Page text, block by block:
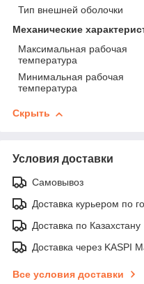
Тип внешней оболочки
Механические
Максимальная рабочая
температура
Минимальная рабочая
температура
Скрыть
Условия доставки
Самовывоз
Доставка курьером по
Доставка по Казахстану
Доставка через KASPI
Все условия доставки